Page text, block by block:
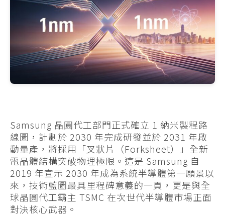
Samsung 晶圓代工部門正式確立 1 納米製程路
線圖，計劃於 2030 年完成研發並於 2031 年啟
動量產，將採用「叉狀片（Forksheet）」全新
電晶體結構突破物理極限。這是 Samsung 自
2019 年宣示 2030 年成為系統半導體第一願景以
來，技術藍圖最具里程碑意義的一頁，更是與全
球晶圓代工霸主 TSMC 在次世代半導體市場正面
對決核心武器。